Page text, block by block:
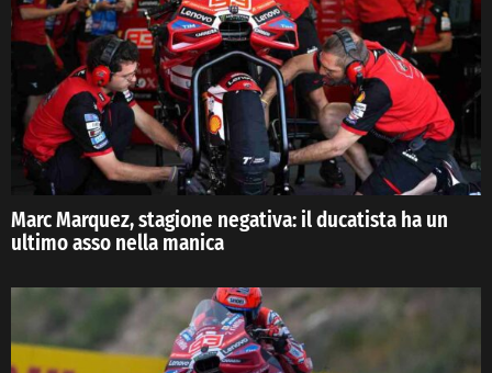
Marc Marquez, stagione negativa: il ducatista ha un
ultimo asso nella manica